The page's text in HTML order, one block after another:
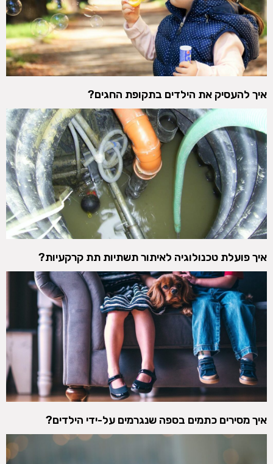
איך להעסיק את הילדים בתקופת החגים?
איך פועלת טכנולוגיה לאיתור תשתיות תת קרקעיות?
איך מסירים כתמים בספה שנגרמים על-ידי הילדים?